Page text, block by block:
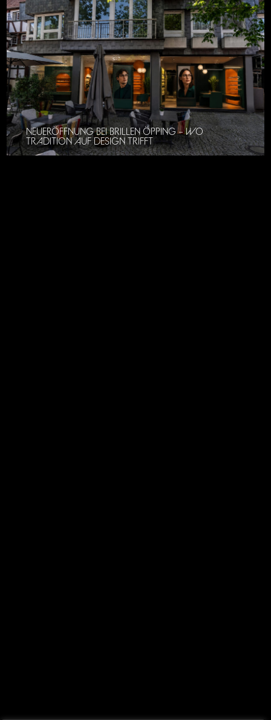
NEUERÖFFNUNG BEI BRILLEN ÖPPING – WO
TRADITION AUF DESIGN TRIFFT